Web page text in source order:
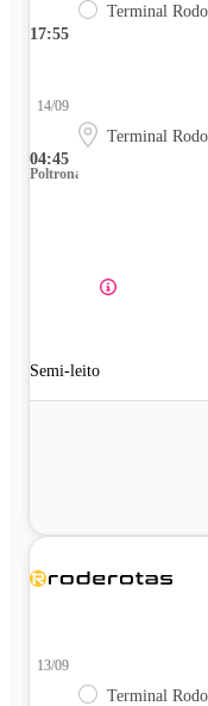
17:55
Terminal
04:45
14/09
Terminal
Poltrona
Semi-leito
13/09
Terminal